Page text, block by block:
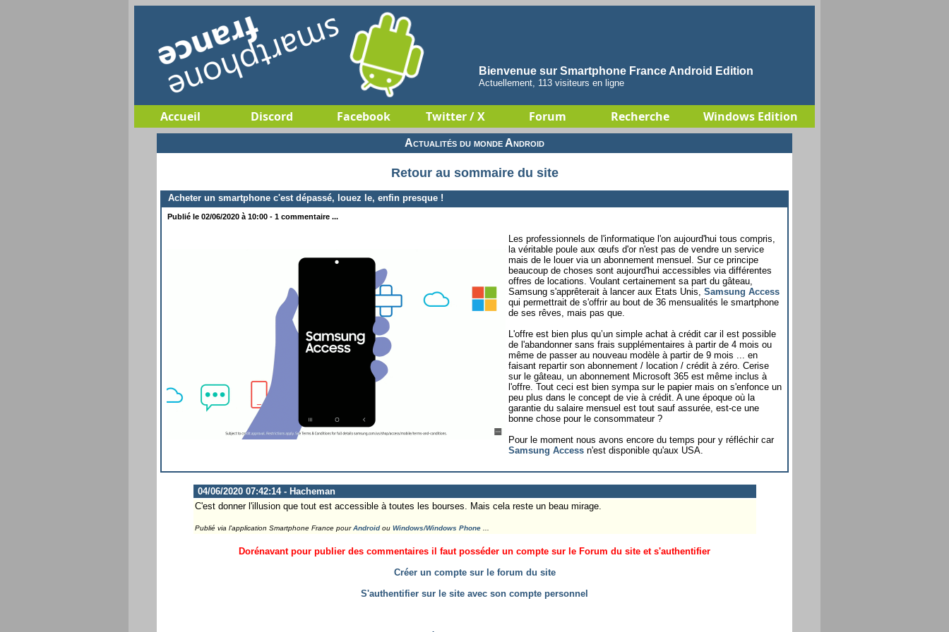
Bienvenue sur Smartphone France Android Edition
Actuellement, 113 visiteurs en ligne
Accueil Discord Facebook Twitter / X Forum Recherche Windows Edition
Actualités du monde Android
Retour au sommaire du site
Acheter un smartphone c'est dépassé, louez le, enfin presque !
Publié le 02/06/2020 à 10:00 - 1 commentaire ...
Les professionnels de l'informatique l'on aujourd'hui tous compris,
la véritable poule aux œufs d'or n'est pas de vendre un service
mais de le louer via un abonnement mensuel. Sur ce principe
beaucoup de choses sont aujourd'hui accessibles via différentes
offres de locations. Voulant certainement sa part du gâteau,
Samsung s'apprêterait à lancer aux Etats Unis, Samsung Access
qui permettrait de s'offrir au bout de 36 mensualités le smartphone
de ses rêves, mais pas que.
L'offre est bien plus qu’un simple achat à crédit car il est possible
de l'abandonner sans frais supplémentaires à partir de 4 mois ou
même de passer au nouveau modèle à partir de 9 mois ... en
faisant repartir son abonnement / location / crédit à zéro. Cerise
sur le gâteau, un abonnement Microsoft 365 est même inclus à
l'offre. Tout ceci est bien sympa sur le papier mais on s'enfonce un
peu plus dans le concept de vie à crédit. A une époque où la
garantie du salaire mensuel est tout sauf assurée, est-ce une
bonne chose pour le consommateur ?
Pour le moment nous avons encore du temps pour y réfléchir car
Samsung Access n'est disponible qu'aux USA.
04/06/2020 07:42:14 - Hacheman
C'est donner l'illusion que tout est accessible à toutes les bourses. Mais cela reste un beau mirage.
Publié via l'application Smartphone France pourAndroidou Windows/Windows Phone...
Dorénavant pour publier des commentaires il faut posséder un compte sur le Forum du site et s'authentifier
Créer un compte sur le forum du site
S'authentifier sur le site avec son compte personnel